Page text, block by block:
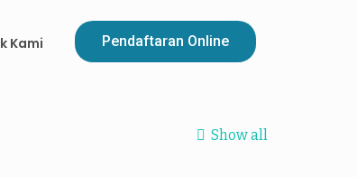
Kami Pendaftaran Online
Show all